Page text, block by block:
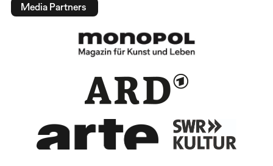
Media Partners